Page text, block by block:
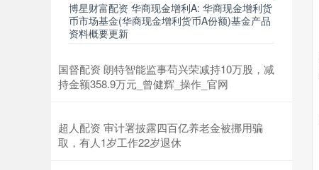
博星财富配资 华商现金增利A: 华商现金增利货
币市场基金(华商现金增利货币A份额)基金产品
资料概要更新
国督配资 朗特智能监事苟兴荣减持10万股，减
持金额358.9万元_曾健辉_操作_官网
超人配资 审计署披露四百亿养老金被挪用骗
取，有人1岁工作22岁退休